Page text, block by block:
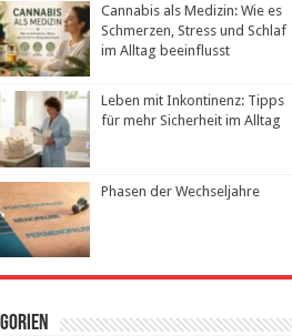
Cannabis als Medizin: Wie es
Schmerzen, Stress und Schlaf
im Alltag beeinflusst
Leben mit Inkontinenz: Tipps
für mehr Sicherheit im Alltag
Phasen der Wechseljahre